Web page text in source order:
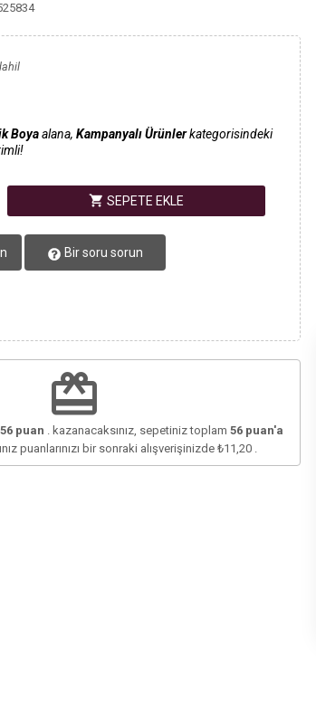
Boyaalana, Kampanyalı Ürünlerkategorisindeki
shopping_cart SEPETE EKLE
Bir soru sorun
redeem
56 puan . kazanacaksınız, sepetiniz toplam56 puan'a
puanlarınızı bir sonraki alışverişinizde ₺11,20.